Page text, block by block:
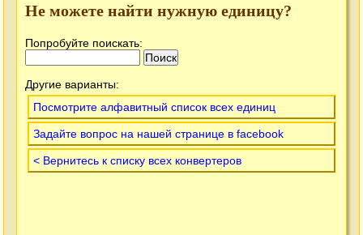
Не можете найти нужную единицу?
Попробуйте поискать:
Другие варианты:
Посмотрите алфавитный список всех единиц
Задайте вопрос на нашей странице в facebook
< Вернитесь к списку всех конвертеров